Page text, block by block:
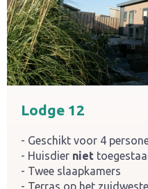
Lodge 12
Geschikt voor 4
Huisdier niet
Twee slaapkamers
Terras op het